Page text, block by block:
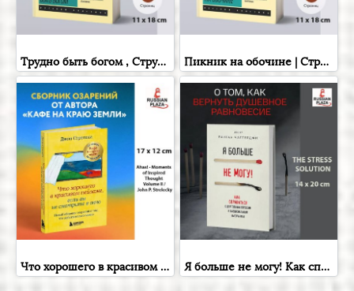
Трудно быть богом , Стругацкий Аркадий Натанович; Стругацкий Борис Натанович , Фантастика и фэнтези для взрослых , Russian Plaza , Books in Russian Пикник на обочине | Стругацкий Аркадий Натанович, Стругацкий Борис Натанович , Russian Books , Russian Plaza
Что хорошего в красивом пейзаже, если вы не смотрите в окно.( Ahas! - Moments of Inspired Thought Volume II / John P. Strelecky ) Новый сборник озарений о том, что действительно важно , Russian Plaza Я больше не могу! Как справиться с длительным стрессом и эмоциональным выгоранием | Чаттерджи Ранган , Бомбора , Книга на русском языке , Russian Plaza